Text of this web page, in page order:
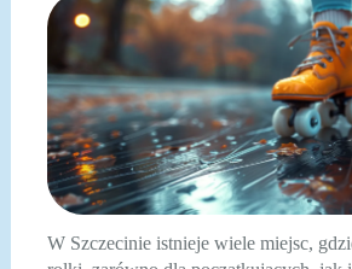
W Szczecinie istnieje wiele miejsc,